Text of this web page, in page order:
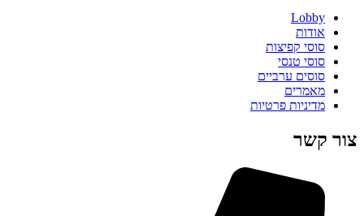
Lobby
אודות
סוסי קפיצות
סוסי טנסי
סוסים ערביים
מאמרים
מדיניות פרטיות
צור קשר